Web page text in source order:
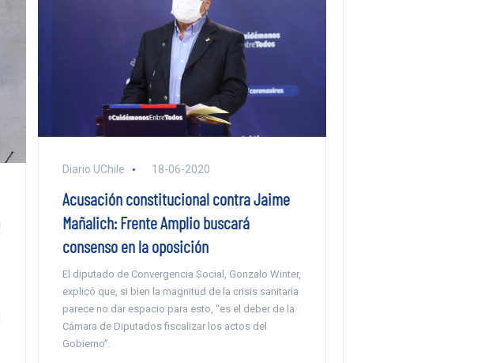
Diario UChile 18-06-2020
Acusación constitucional contra Jaime
Mañalich: Frente Amplio buscará
consenso en la oposición
El diputado de Convergencia Social, Gonzalo Winter,
explicó que, si bien la magnitud de la crisis sanitaria
parece no dar espacio para esto, “es el deber de la
Cámara de Diputados fiscalizar los actos del
Gobierno”.